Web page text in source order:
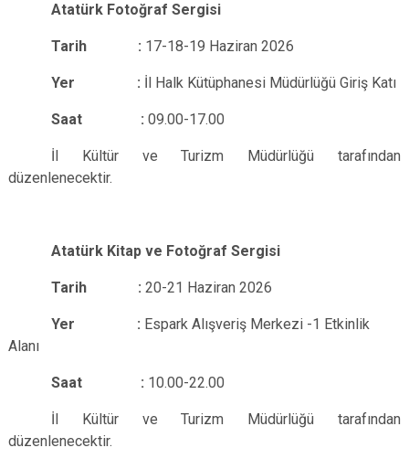
Atatürk Fotoğraf Sergisi
Tarih : 17-18-19 Haziran 2026
Yer : İl Halk Kütüphanesi Müdürlüğü Giriş Katı
Saat : 09.00-17.00
İl Kültür ve Turizm Müdürlüğü tarafından
düzenlenecektir.
Atatürk Kitap ve Fotoğraf Sergisi
Tarih :20-21 Haziran 2026
Yer : Espark Alışveriş Merkezi -1 Etkinlik
Alanı
Saat : 10.00-22.00
İl Kültür ve Turizm Müdürlüğü tarafından
düzenlenecektir.